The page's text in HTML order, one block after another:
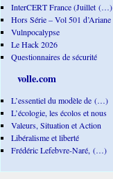
InterCERT France (Juillet (…)
Hors Série – Vol 501 d’Ariane
Vulnpocalypse
Le Hack 2026
Questionnaires de sécurité
volle.com
L’essentiel du modèle de (…)
L’écologie, les écolos et nous
Valeurs, Situation et Action
Libéralisme et liberté
Frédéric Lefebvre-Naré, (…)